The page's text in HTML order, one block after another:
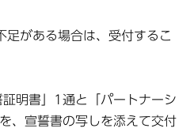
がある場合は、受付するこ
明書」1通と「パートナーシ
、宣誓書の写しを添えて交付